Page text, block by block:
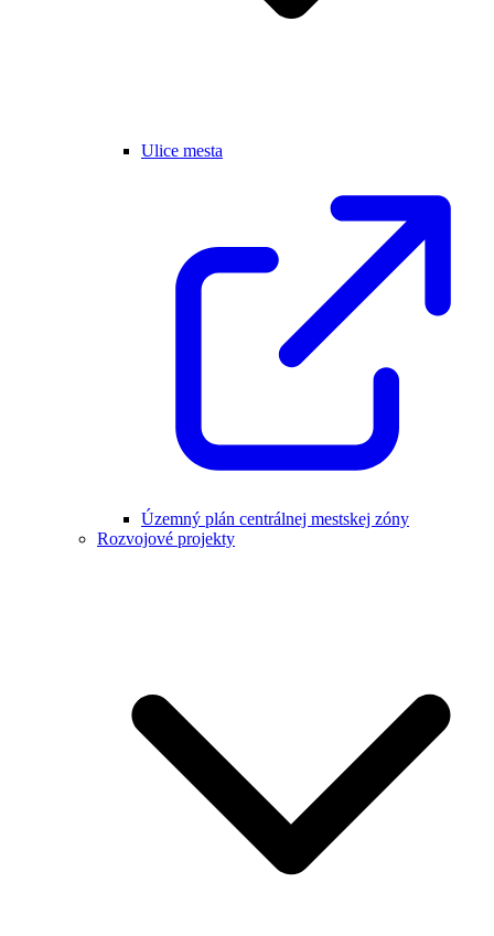
Ulice mesta
Územný plán centrálnej mestskej zóny
Rozvojové projekty